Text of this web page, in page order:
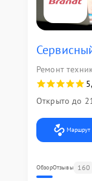
Ремонт
Открыто до
Маршрут
ОбзорОтзывы 160